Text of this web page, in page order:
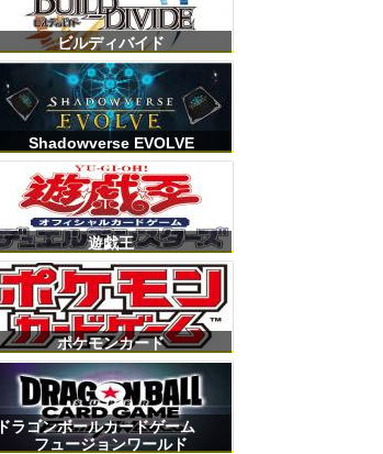
ビルディバイド
Shadowverse EVOLVE
遊戯王
ポケモンカード
ドラゴンボールカードゲーム
フュージョンワールド